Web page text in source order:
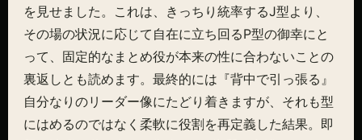
を見せました。これは、きっちり統率するJ型より、
その場の状況に応じて自在に立ち回るP型の御幸にと
って、固定的なまとめ役が本来の性に合わないことの
裏返しとも読めます。最終的には『背中で引っ張る』
自分なりのリーダー像にたどり着きますが、それも型
にはめるのではなく柔軟に役割を再定義した結果。即